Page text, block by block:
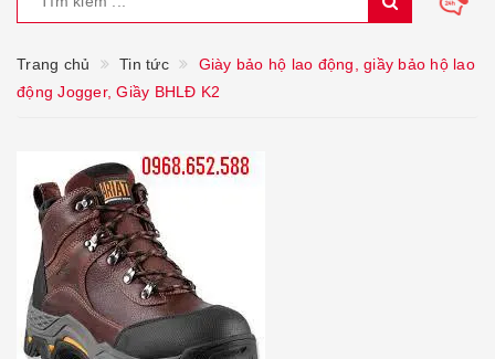
Trang chủ Tin tức
Giày bảo hộ lao động, giầy bảo hộ lao
động Jogger, Giầy BHLĐ K2